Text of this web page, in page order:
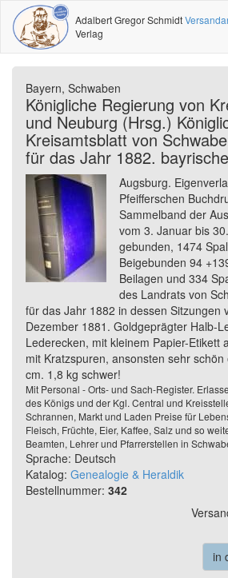
Adalbert Gregor Schmidt
Verlag
Bayern, Schwaben
Königliche Regierung von
und Neuburg (Hrsg.)
Kreisamtsblatt von
für das Jahr 1882.
Augsburg.
Pfeifferschen
Sammelband der
vom 3. Januar bis
gebunden, 1474
Beigebunden 94
Beilagen und 334
des Landrats von
für das Jahr 1882 in dessen Sitzungen
Dezember 1881. Goldgeprägter Halb-
Lederecken, mit kleinem Papier-Etikett
mit Kratzspuren, ansonsten sehr
cm. 1,8 kg schwer!
Mit Personal - Orts- und Sach-Register.
des Königs und der Kgl. Central und
Schrannen, Markt und Laden Preise für
Fleisch, Früchte, Eier, Kaffee, Salz und so
Beamten, Lehrer und Pfarrerstellen in
Sprache: Deutsch
Katalog: Genealogie & Heraldik
Bestellnummer: 342
in